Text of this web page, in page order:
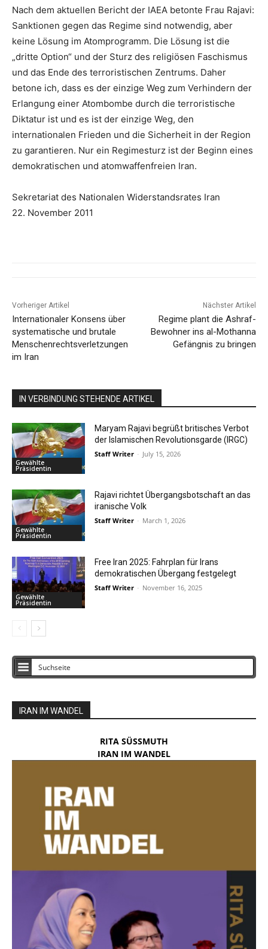
Nach dem aktuellen Bericht der IAEA betonte Frau Rajavi:
Sanktionen gegen das Regime sind notwendig, aber
keine Lösung im Atomprogramm. Die Lösung ist die
„dritte Option“ und der Sturz des religiösen Faschismus
und das Ende des terroristischen Zentrums. Daher
betone ich, dass es der einzige Weg zum Verhindern der
Erlangung einer Atombombe durch die terroristische
Diktatur ist und es ist der einzige Weg, den
internationalen Frieden und die Sicherheit in der Region
zu garantieren. Nur ein Regimesturz ist der Beginn eines
demokratischen und atomwaffenfreien Iran.
Sekretariat des Nationalen Widerstandsrates Iran
22. November 2011
Vorheriger Artikel
Internationaler Konsens über
systematische und brutale
Menschenrechtsverletzungen
im Iran
Nächster Artikel
Regime plant die Ashraf-
Bewohner ins al-Mothanna
Gefängnis zu bringen
IN VERBINDUNG STEHENDE ARTIKEL
Gewählte
Präsidentin
Maryam Rajavi begrüßt britisches Verbot
der Islamischen Revolutionsgarde (IRGC)
Staff Writer - July 15, 2026
Gewählte
Präsidentin
Rajavi richtet Übergangsbotschaft an das
iranische Volk
Staff Writer - March 1, 2026
Gewählte
Präsidentin
Free Iran 2025: Fahrplan für Irans
demokratischen Übergang festgelegt
Staff Writer - November 16, 2025
IRAN IM WANDEL
RITA SÜSSMUTH
IRAN IM WANDEL